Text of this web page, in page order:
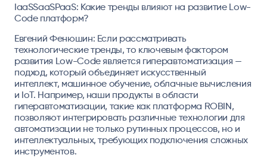
IaaSSaaSPaaS: Какие тренды влияют на развитие Low-
Code платформ?
Евгений Фенюшин: Если рассматривать
технологические тренды, то ключевым фактором
развития Low-Code является гиперавтоматизация —
подход, который объединяет искусственный
интеллект, машинное обучение, облачные вычисления
и IoT. Например, наши продукты в области
гиперавтоматизации, такие как платформа ROBIN,
позволяют интегрировать различные технологии для
автоматизации не только рутинных процессов, но и
интеллектуальных, требующих подключения сложных
инструментов.